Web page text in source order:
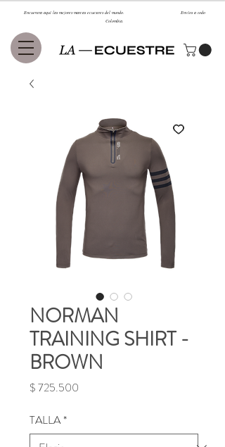
Encuentra aquí las mejores marcas ecuestres del mundo. Envíos a todo
Colombia.
NORMAN
TRAINING SHIRT -
BROWN
$ 725.500
TALLA*